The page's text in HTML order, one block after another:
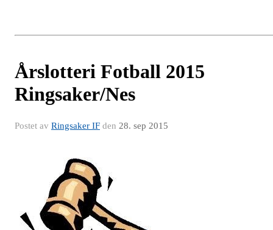
Årslotteri Fotball 2015
Ringsaker/Nes
Postet av Ringsaker IF den 28. sep 2015